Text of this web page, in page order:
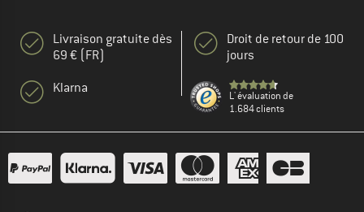
Livraison gratuite dès
69 € (FR)
Klarna
Droit de retour de 100
jours
L' évaluation de
1.684 clients